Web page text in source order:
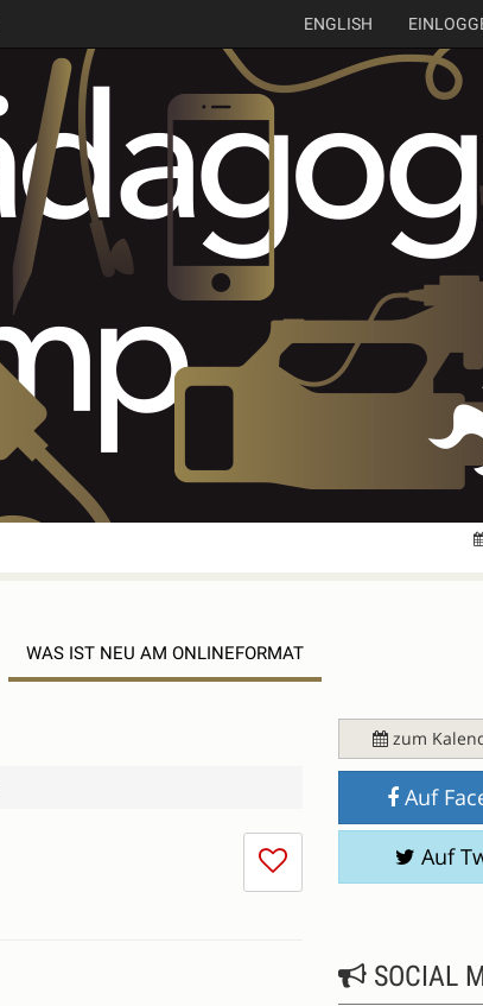
ENGLISH
WAS IST NEU AM ONLINEFORMAT
Ich
mag
nicht
zum
Auf
Auf
SOCIAL